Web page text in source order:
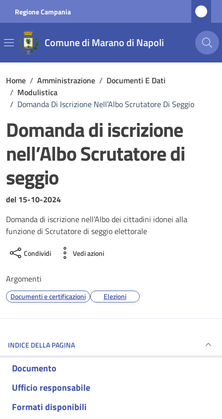
Regione Campania
Comune di Marano di Napoli
Home / Amministrazione / Documenti E Dati
/ Modulistica
/ Domanda Di Iscrizione Nell’Albo Scrutatore Di Seggio
Domanda di iscrizione
nell’Albo Scrutatore di
seggio
Dettagli del documento
del 15-10-2024
Domanda di iscrizione nell’Albo dei cittadini idonei alla
funzione di Scrutatore di seggio elettorale
Condividi Vedi azioni
Argomenti
Documenti e certificazioni Elezioni
INDICE DELLA PAGINA
Documento
Ufficio responsabile
Formati disponibili